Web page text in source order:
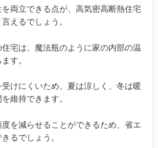
両立できる点が、高気密高断熱住宅
えるでしょう。
宅は、魔法瓶のように家の内部の温
す。
けにくいため、夏は涼しく、冬は暖
維持できます。
を減らせることができるため、省エ
るでしょう。